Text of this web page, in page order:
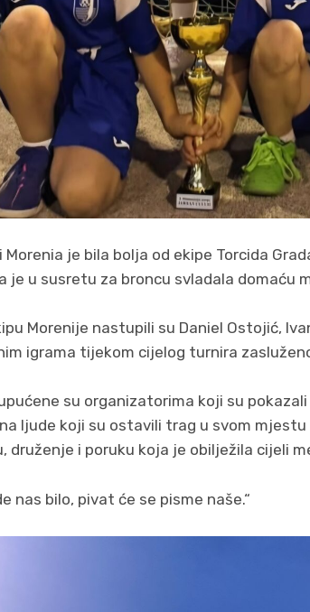
je bila bolja od ekipe Torcida
je u susretu za broncu svladala domaću
Morenije nastupili su Daniel Ostojić,
igrama tijekom cijelog turnira
su organizatorima koji su
ljude koji su ostavili trag u svom
druženje i poruku koja je obilježila cijeli
nas bilo, pivat će se pisme naše.“